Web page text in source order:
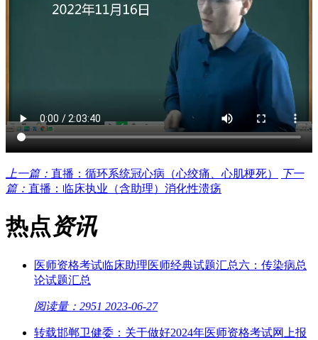
上一篇： 直播：循环系统冠心病（心绞痛、心肌梗死）
下一
篇： 直播：临床执业（含助理）消化性溃疡
热点资讯
医师资格考试临床助理医师经典试题汇总六：传染病总
论试题汇总
阅读量：2951 2023-06-27
转载邯郸卫健委：关于做好2024年医师资格考试网上报